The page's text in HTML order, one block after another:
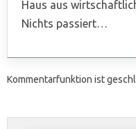
Haus aus
Nichts passiert…
Kommentarfunktion ist